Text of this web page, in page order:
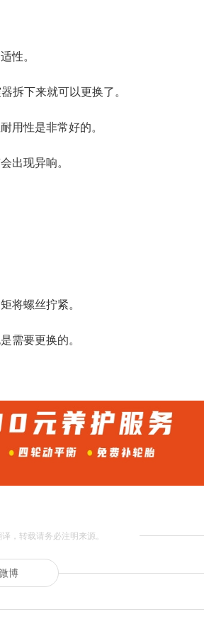
性。
拆下来就可以更换了。
用性是非常好的。
出现异响。
将螺丝拧紧。
需要更换的。
，转载请务必注明来源。
博